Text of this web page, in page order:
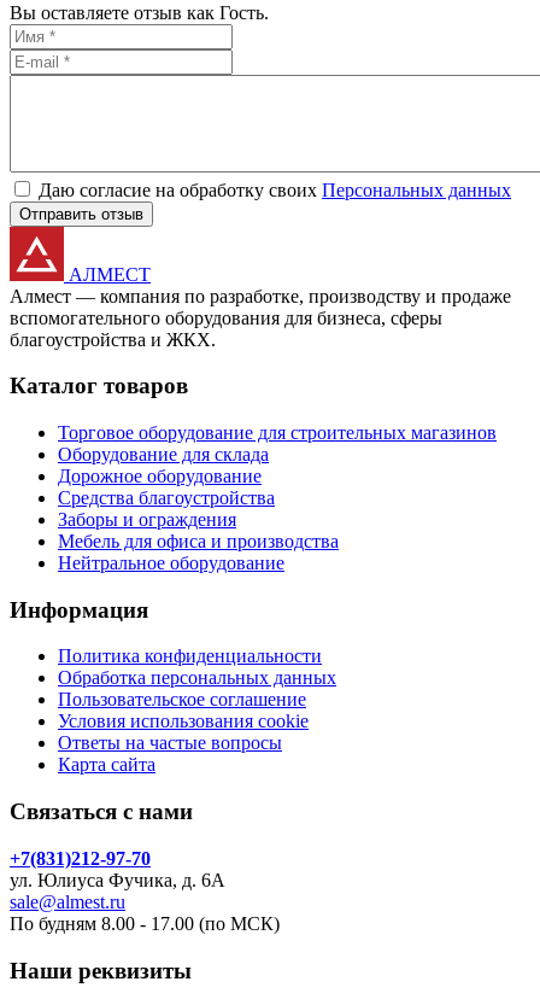
Вы оставляете отзыв как Гость.
Даю согласие на обработку своих Персональных данных
Отправить отзыв
АЛМЕСТ
Алмест — компания по разработке, производству и продаже
вспомогательного оборудования для бизнеса, сферы
благоустройства и ЖКХ.
Каталог товаров
Торговое оборудование для строительных магазинов
Оборудование для склада
Дорожное оборудование
Средства благоустройства
Заборы и ограждения
Мебель для офиса и производства
Нейтральное оборудование
Информация
Политика конфиденциальности
Обработка персональных данных
Пользовательское соглашение
Условия использования cookie
Ответы на частые вопросы
Карта сайта
Связаться с нами
+7(831)212-97-70
ул. Юлиуса Фучика, д. 6А
sale@almest.ru
По будням 8.00 - 17.00 (по МСК)
Наши реквизиты